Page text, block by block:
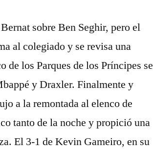
sobre Ben Seghir, pero el
al colegiado y se revisa una
los Parques de los Príncipes se
y Draxler. Finalmente y
a la remontada al elenco de
tanto de la noche y propició una
El 3-1 de Kevin Gameiro, en su